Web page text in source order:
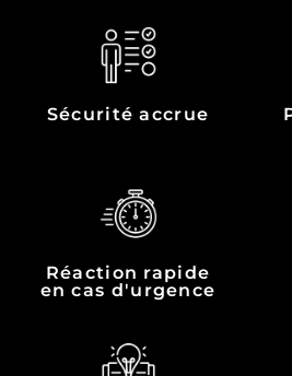
Sécurité accrue
Réaction rapide
en cas d'urgence